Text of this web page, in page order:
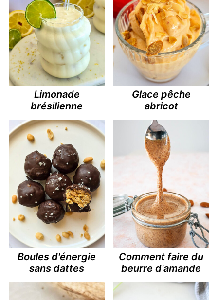
Limonade
brésilienne
Glace pêche
abricot
Boules d'énergie
sans dattes
Comment faire du
beurre d'amande